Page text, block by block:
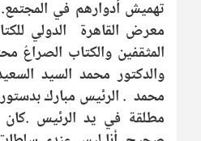
معرض القاهرة الدولي
المثقفين والكتاب الصراعُ
والدكتور محمد السيد
محمد . الرئيس مبارك
مطلقة في يد الرئيس